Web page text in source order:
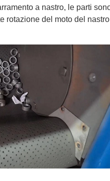
a nastro, le parti
rotazione del moto del